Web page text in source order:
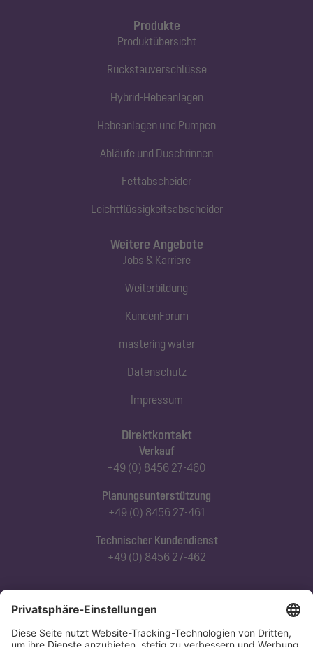
Produkte
Produktübersicht
Rückstauverschlüsse
Hybrid-Hebeanlagen
Hebeanlagen und Pumpen
Abläufe und Duschrinnen
Fettabscheider
Leichtflüssigkeitsabscheider
Direktkontakt
Verkauf
+49 (0) 8456 27-460
Planungsunterstützung
+49 (0) 8456 27-461
Technischer Kundendienst
+49 (0) 8456 27-462
Abonnieren Sie unseren Newsletter
Jetzt anmelden
Weitere Angebote
Jobs & Karriere
Weiterbildung
KundenForum
mastering water
Datenschutz
Impressum